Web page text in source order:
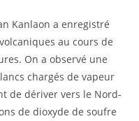
Kanlaon a enregistré
au cours de
On a observé une
chargés de vapeur
de dériver vers le Nord-
de dioxyde de soufre